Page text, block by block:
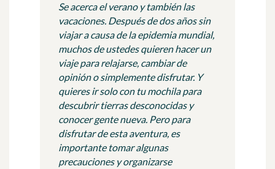
Se acerca el verano y también las
vacaciones. Después de dos años sin
viajar a causa de la epidemia mundial,
muchos de ustedes quieren hacer un
viaje para relajarse, cambiar de
opinión o simplemente disfrutar. Y
quieres ir solo con tu mochila para
descubrir tierras desconocidas y
conocer gente nueva. Pero para
disfrutar de esta aventura, es
importante tomar algunas
precauciones y organizarse